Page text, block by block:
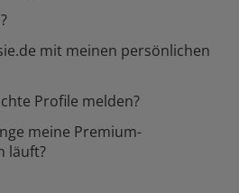
mit meinen persönlichen
Profile melden?
meine Premium-
läuft?